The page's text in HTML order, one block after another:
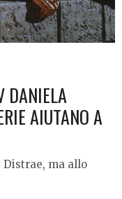
DANIELA
AIUTANO A
ma allo